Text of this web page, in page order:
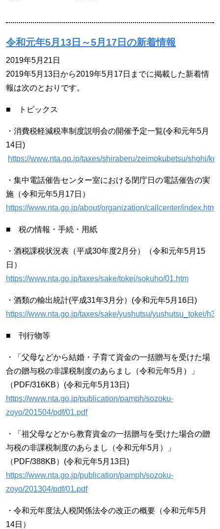
令和元年5月13日～5月17日の新着情報
2019年5月21日
2019年5月13日から2019年5月17日までに掲載した新着情
報は次のとおりです。
■ トピックス
・消費税軽減税率制度説明会の開催予定一覧(令和元年5月
14日)
https://www.nta.go.jp/taxes/shiraberu/zeimokubetsu/shohi/
・集中電話催告センター室における閉庁日の電話催告の実
施（令和元年5月17日）
https://www.nta.go.jp/about/organization/callcenter/index.htm
■ 税の情報・手続・用紙
・酒税課税状況表（平成30年度2月分）（令和元年5月15
日）
https://www.nta.go.jp/taxes/sake/tokei/sokuho/01.htm
・酒類の輸出統計(平成31年3月分）(令和元年5月16日)
https://www.nta.go.jp/taxes/sake/yushutsu/yushutsu_tokei/
■ 刊行物等
・「父母などから結婚・子育て資金の一括贈与を受けた場
合の贈与税の非課税制度のあらまし（令和元年5月）」
（PDF/316KB）(令和元年5月13日)
https://www.nta.go.jp/publication/pamph/sozoku-
zoyo/201504/pdf/01.pdf
・「祖父母などから教育資金の一括贈与を受けた場合の贈
与税の非課税制度のあらまし（令和元年5月）」
（PDF/388KB）(令和元年5月13日)
https://www.nta.go.jp/publication/pamph/sozoku-
zoyo/201304/pdf/01.pdf
・令和元年度法人税関係法令の改正の概要（令和元年5月
14日）